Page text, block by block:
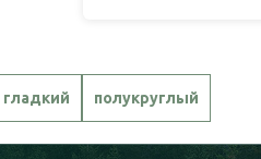
гладкий полукруглый